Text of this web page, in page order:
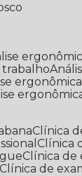
trabalho
Clínica
Clínica
Clínica de